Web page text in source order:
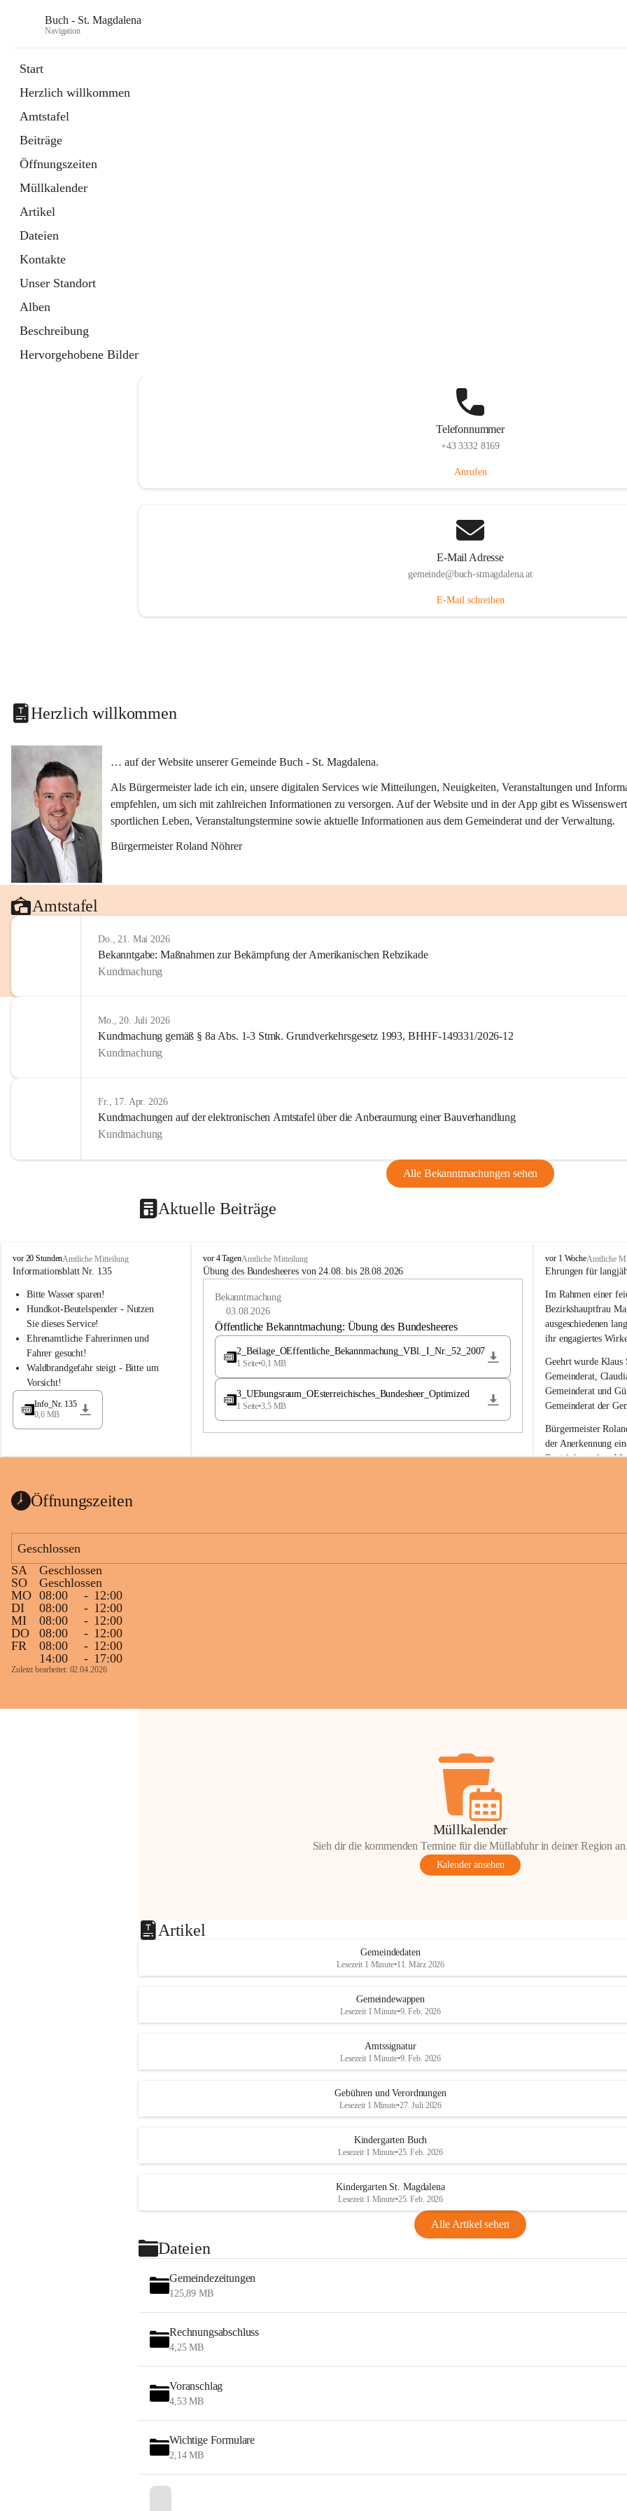
Buch - St. Magdalena
Navigation
Start
Herzlich willkommen
Amtstafel
Beiträge
Öffnungszeiten
Müllkalender
Artikel
Dateien
Kontakte
Unser Standort
Alben
Beschreibung
Hervorgehobene Bilder
Telefonnummer
+43 3332 8169
Anrufen
E-Mail Adresse
gemeinde@buch-stmagdalena.at
E-Mail schreiben
Herzlich willkommen
… auf der Website unserer Gemeinde Buch - St. Magdalena.
Als Bürgermeister lade ich ein, unsere digitalen Services wie Mitteilungen, Neuigkeiten, Veranstaltungen und
empfehlen, um sich mit zahlreichen Informationen zu versorgen. Auf der Website und in der App gibt es
sportlichen Leben, Veranstaltungstermine sowie aktuelle Informationen aus dem Gemeinderat und der Verwaltung.
Bürgermeister Roland Nöhrer
Amtstafel
Do., 21. Mai 2026
Bekanntgabe: Maßnahmen zur Bekämpfung der Amerikanischen Rebzikade
Kundmachung
Mo., 20. Juli 2026
Kundmachung gemäß § 8a Abs. 1-3 Stmk. Grundverkehrsgesetz 1993, BHHF-149331/2026-12
Kundmachung
Fr., 17. Apr. 2026
Kundmachungen auf der elektronischen Amtstafel über die Anberaumung einer Bauverhandlung
Kundmachung
Alle Bekanntmachungen sehen
Aktuelle Beiträge
B
u
h
a
d
l
a
vor 20 StundenAmtliche Mitteilung
Informationsblatt Nr. 135
Bitte Wasser sparen!
Hundkot-Beutelspender - Nutzen
Sie dieses Service!
Ehrenamtliche Fahrerinnen und
Fahrer gesucht!
Waldbrandgefahr steigt - Bitte um
Vorsicht!
Info_Nr. 135
0,6 MB
B
u
e
a
vor 4 TagenAmtliche Mitteilung
Übung des Bundesheeres von 24.08. bis 28.08.2026
Bekanntmachung
03.08.2026
Öffentliche Bekanntmachung: Übung des Bundesheeres
2_Beilage_OEffentliche_Bekannmachung_VBl._I_Nr._52_2007
1 Seite•0,1 MB
3_UEbungsraum_OEsterreichisches_Bundesheer_Optimized
1 Seite•3,5 MB
B
u
h
-
S
t
M
a
g
d
a
l
e
n
a
vor 1 WocheAmtliche
Ehrungen für
Im Rahmen einer
Bezirkshauptfrau
ausgeschiedenen
ihr engagiertes
Geehrt wurde Klaus
Gemeinderat,
Gemeinderat und
Gemeinderat der
Bürgermeister
der Anerkennung
Bezirkshauptfrau
Öffnungszeiten
Geschlossen
SA
Geschlossen
SO
Geschlossen
MO 08:00 - 12:00
DI
08:00 - 12:00
MI
08:00 - 12:00
DO
08:00 - 12:00
FR
08:00 - 12:00
14:00
- 17:00
Zuletzt bearbeitet: 02.04.2026
Müllkalender
Sieh dir die kommenden Termine für die Müllabfuhr in deiner Region an.
Kalender ansehen
Artikel
Gemeindedaten
Lesezeit 1 Minute•11. März 2026
Gemeindewappen
Lesezeit 1 Minute•9. Feb. 2026
Amtssignatur
Lesezeit 1 Minute•9. Feb. 2026
Gebühren und Verordnungen
Lesezeit 1 Minute•27. Juli 2026
Kindergarten Buch
Lesezeit 1 Minute•25. Feb. 2026
Kindergarten St. Magdalena
Lesezeit 1 Minute•25. Feb. 2026
Alle Artikel sehen
Dateien
Gemeindezeitungen
125,89 MB
Rechnungsabschluss
4,25 MB
Voranschlag
4,53 MB
Wichtige Formulare
2,14 MB